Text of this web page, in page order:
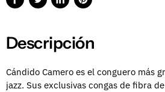
CompartirPublicarCompartirGuardar
Descripción
Cándido Camero es el conguero más
jazz. Sus exclusivas congas de fibra